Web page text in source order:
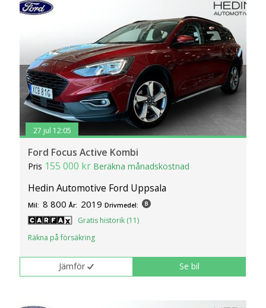
27 jul 12:05
Ford Focus Active Kombi
Pris 155 000 kr Beräkna månadskostnad
Hedin Automotive Ford Uppsala
Mil: 8 800 År: 2019 Drivmedel:
Gratis historik (11)
Räkna på försäkring
Jämför Se bil